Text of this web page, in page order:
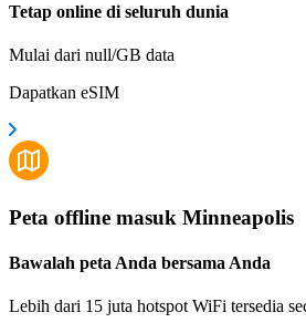
Tetap online di seluruh dunia
Mulai dari null/GB data
Dapatkan eSIM
Peta offline masuk Minneapolis
Bawalah peta Anda bersama Anda
Lebih dari 15 juta hotspot WiFi tersedia